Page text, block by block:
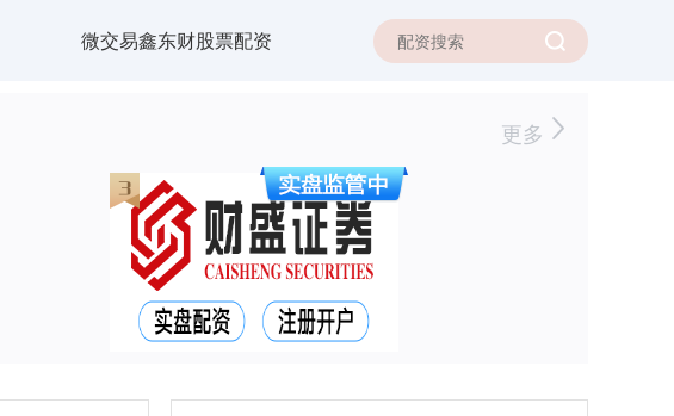
微交易鑫东财股票配资
更多